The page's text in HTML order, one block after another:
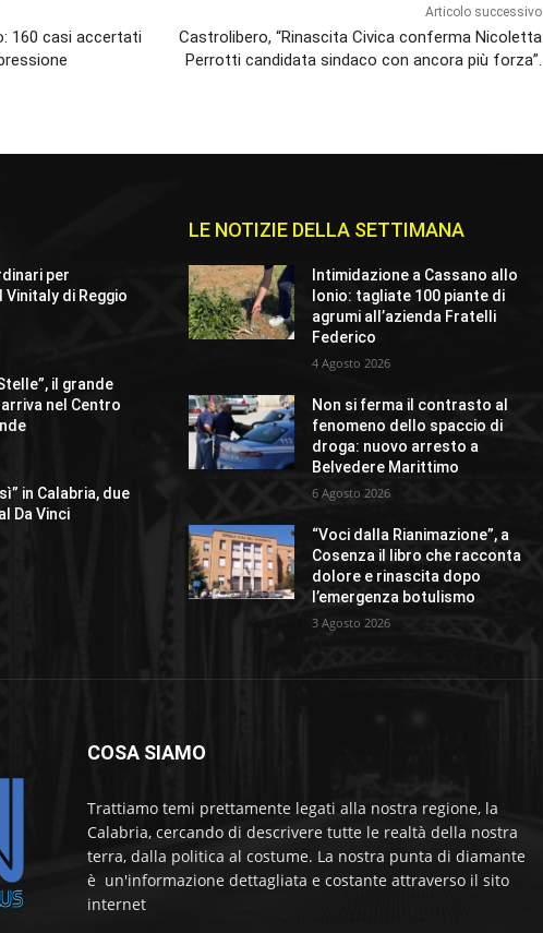
160 casi accertati
Articolo successivo
Castrolibero, “Rinascita Civica conferma Nicoletta
Perrotti candidata sindaco con ancora più forza”.
per
Vinitaly di Reggio
il grande
nel Centro
in Calabria, due
Da Vinci
LE NOTIZIE DELLA SETTIMANA
Intimidazione a Cassano allo
Ionio: tagliate 100 piante di
agrumi all’azienda Fratelli
Federico
4 Agosto 2026
Non si ferma il contrasto al
fenomeno dello spaccio di
droga: nuovo arresto a
Belvedere Marittimo
6 Agosto 2026
“Voci dalla Rianimazione”, a
Cosenza il libro che racconta
dolore e rinascita dopo
l’emergenza botulismo
3 Agosto 2026
COSA SIAMO
Trattiamo temi prettamente legati alla nostra regione, la
Calabria, cercando di descrivere tutte le realtà della nostra
terra, dalla politica al costume. La nostra punta di diamante
è un'informazione dettagliata e costante attraverso il sito
internet